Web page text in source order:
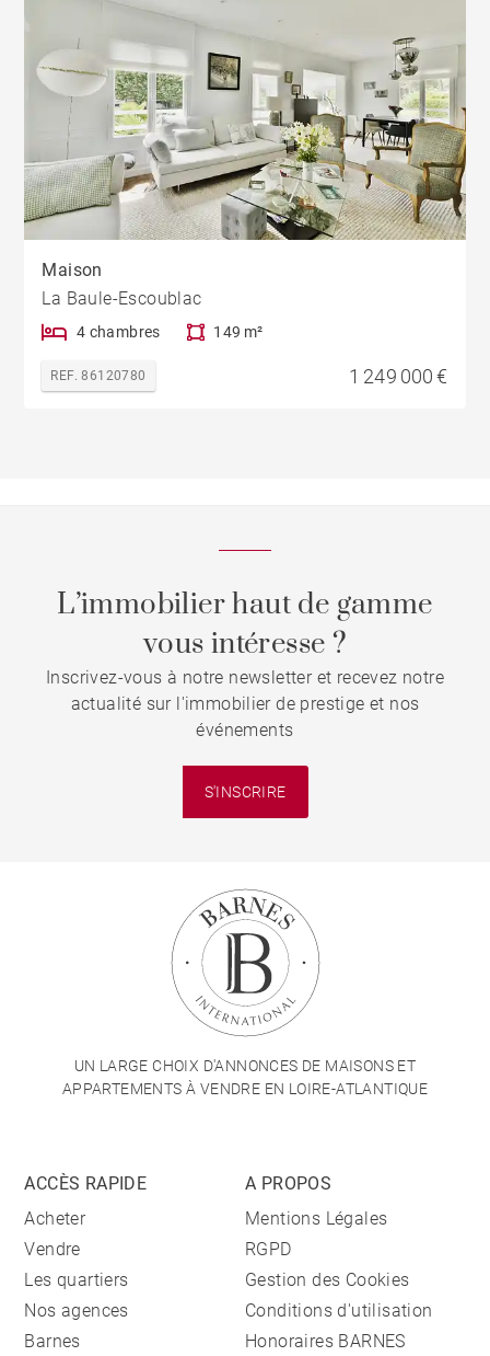
Maison
La Baule-Escoublac
4 chambres 149 m²
REF. 86120780 1 249 000 €
L’immobilier haut de gamme
vous intéresse ?
Inscrivez-vous à notre newsletter et recevez notre
actualité sur l'immobilier de prestige et nos
événements
S'INSCRIRE
UN LARGE CHOIX D'ANNONCES DE MAISONS ET
APPARTEMENTS À VENDRE EN LOIRE-ATLANTIQUE
ACCÈS RAPIDE
Acheter
Vendre
Les quartiers
Nos agences
Barnes
A PROPOS
Mentions Légales
RGPD
Gestion des Cookies
Conditions d'utilisation
Honoraires BARNES